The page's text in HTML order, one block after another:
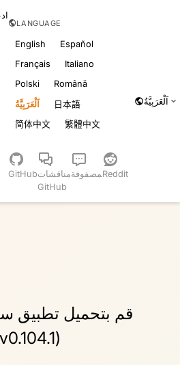
LANGUAGE
English
Español
Français
Italiano
Polski
Română
اَلْعَرَبِيَّةُ
日本語
简体中文
繁體中文
GitHubمناقشات
GitHub
‍مصفوفةReddit
اَلْعَرَبِيَّةُ
قم بتحميل تطبيق